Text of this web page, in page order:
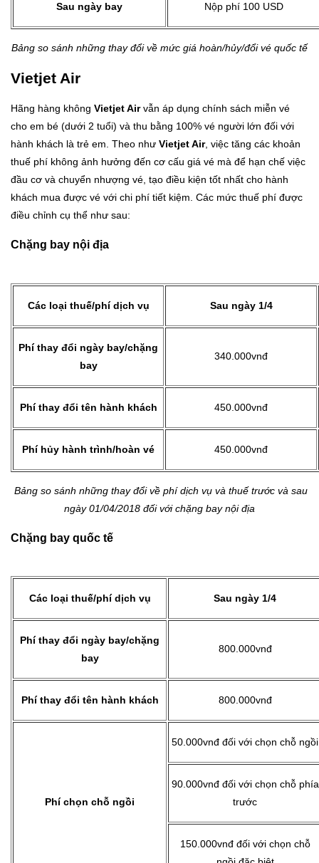
Sau ngày bay Nộp phí 100 USD
Bảng so sánh những thay đổi về mức giá hoàn/hủy/đổi vé quốc tế
Vietjet Air
Hãng hàng không Vietjet Airvẫn áp dụng chính sách miễn vé
cho em bé (dưới 2 tuổi) và thu bằng 100% vé người lớn đối với
hành khách là trẻ em. Theo như Vietjet Air, việc tăng các khoản
thuế phí không ảnh hưởng đến cơ cấu giá vé mà để hạn chế việc
đầu cơ và chuyển nhượng vé, tạo điều kiện tốt nhất cho hành
khách mua được vé với chi phí tiết kiệm. Các mức thuế phí được
điều chỉnh cụ thể như sau:
Chặng bay nội địa
Các loại thuế/phí dịch vụ Sau ngày 1/4
Phí thay đổi ngày bay/chặng
bay
340.000vnđ
Phí thay đổi tên hành khách 450.000vnđ
Phí hủy hành trình/hoàn vé 450.000vnđ
Bảng so sánh những thay đổi về phí dịch vụ và thuế trước và sau
ngày 01/04/2018 đối với chặng bay nội địa
Chặng bay quốc tế
Các loại thuế/phí dịch vụ Sau ngày 1/4
Phí thay đổi ngày bay/chặng
bay
800.000vnđ
Phí thay đổi tên hành khách 800.000vnđ
Phí chọn chỗ ngồi
50.000vnđ đối với chọn chỗ ngồi
90.000vnđ đối với chọn chỗ phía
trước
150.000vnđ đối với chọn chỗ